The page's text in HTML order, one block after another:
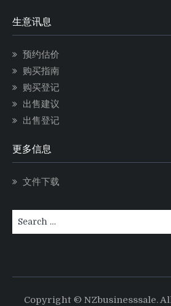
生意讯息
预约估价
购买指南
购买登记
出售建议
出售登记
更多信息
文件下载
Copyright © NZbusinesssale.